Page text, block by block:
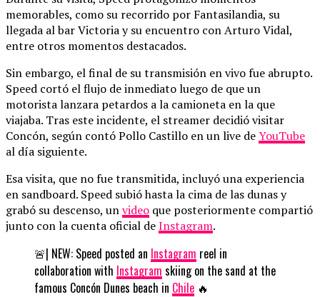
memorables, como su recorrido por Fantasilandia, su
llegada al bar Victoria y su encuentro con Arturo Vidal,
entre otros momentos destacados.
Sin embargo, el final de su transmisión en vivo fue abrupto.
Speed ​​cortó el flujo de inmediato luego de que un
motorista lanzara petardos a la camioneta en la que
viajaba. Tras este incidente, el streamer decidió visitar
Concón, según contó Pollo Castillo en un live deYouTube
al día siguiente.
Esa visita, que no fue transmitida, incluyó una experiencia
en sandboard. Speed ​​subió hasta la cima de las dunas y
grabó su descenso, unvideo que posteriormente compartió
junto con la cuenta oficial deInstagram.
🚨| NEW: Speed posted an Instagram reel in
collaboration with Instagram skiing on the sand at the
famous Concón Dunes beach in Chile 🔥